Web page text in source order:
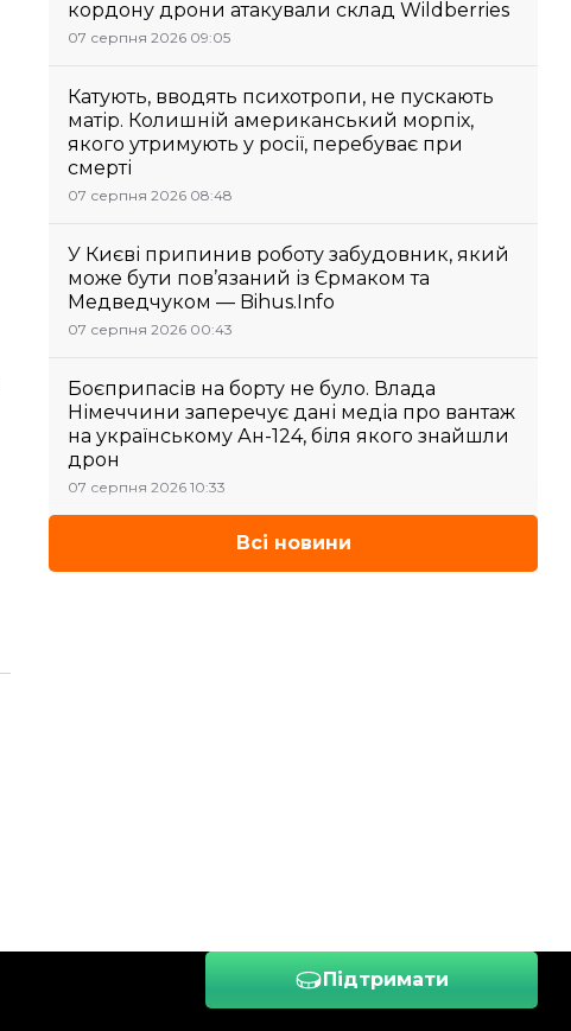
кордону дрони атакували склад Wildberries
07 серпня 2026 09:05
Катують, вводять психотропи, не пускають
матір. Колишній американський морпіх,
якого утримують у росії, перебуває при
смерті
07 серпня 2026 08:48
У Києві припинив роботу забудовник, який
може бути пов’язаний із Єрмаком та
Медведчуком — Bihus.Info
07 серпня 2026 00:43
Боєприпасів на борту не було. Влада
Німеччини заперечує дані медіа про вантаж
на українському Ан-124, біля якого знайшли
дрон
07 серпня 2026 10:33
Всі новини
Підтримати